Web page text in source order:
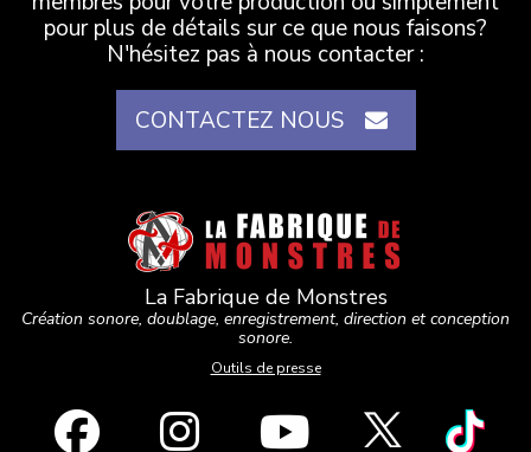
pour plus de détails sur ce que nous faisons?
N'hésitez pas à nous contacter :
CONTACTEZ NOUS
La Fabrique de Monstres
Création sonore, doublage, enregistrement, direction et conception
sonore.
Outils de presse